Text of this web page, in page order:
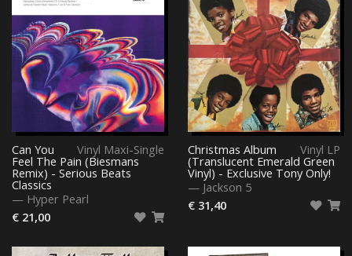
Vinyl Maxi-Single
Can You
Feel The Pain (Biesmans
Remix) - Serious Beats
Classics
— Hyper Pearl
€ 21,00
Vinyl LP
Christmas Album
(Translucent Emerald Green
Vinyl) - Exclusive Tony Only!
— Jackson 5
€ 31,40